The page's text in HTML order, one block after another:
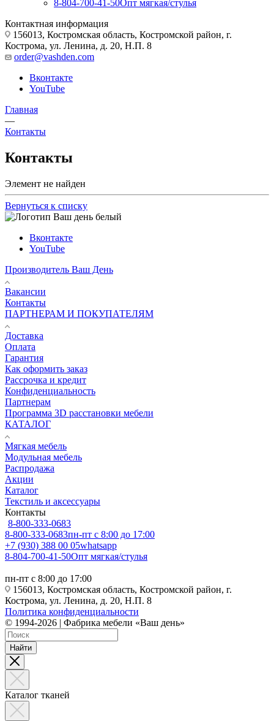
8-804-700-41-50Опт мягкая/стулья
Контактная информация
156013, Костромская область, Костромской район, г.
Кострома, ул. Ленина, д. 20, Н.П. 8
order@vashden.com
Вконтакте
YouTube
Главная
—
Контакты
Контакты
Элемент не найден
Вернуться к списку
Вконтакте
YouTube
Производитель Ваш День
Вакансии
Контакты
ПАРТНЕРАМ И ПОКУПАТЕЛЯМ
Доставка
Оплата
Гарантия
Как оформить заказ
Рассрочка и кредит
Конфиденциальность
Партнерам
Программа 3D расстановки мебели
КАТАЛОГ
Мягкая мебель
Модульная мебель
Распродажа
Акции
Каталог
Текстиль и аксессуары
Контакты
8-800-333-0683
8-800-333-0683пн-пт с 8:00 до 17:00
+7 (930) 388 00 05whatsapp
8-804-700-41-50Опт мягкая/стулья
пн-пт с 8:00 до 17:00
156013, Костромская область, Костромской район, г.
Кострома, ул. Ленина, д. 20, Н.П. 8
Политика конфиденциальности
© 1994-2026 | Фабрика мебели «Ваш день»
Найти
Каталог тканей